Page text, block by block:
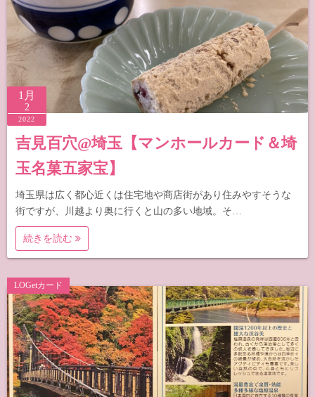
1月
2
2022
吉見百穴@埼玉【マンホールカード＆埼
玉名菓五家宝】
埼玉県は広く都心近くは住宅地や商店街があり住みやすそうな
街ですが、川越より奥に行くと山の多い地域。そ…
続きを読む
LOGetカード